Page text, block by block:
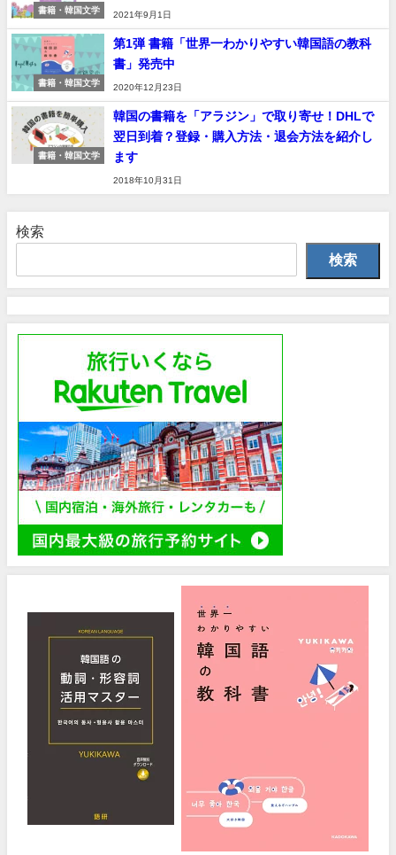
書籍・韓国文学
2021年9月1日
書籍・韓国文学
第1弾 書籍「世界一わかりやすい韓国語の教科
書」発売中
2020年12月23日
書籍・韓国文学
韓国の書籍を「アラジン」で取り寄せ！DHLで
翌日到着？登録・購入方法・退会方法を紹介し
ます
2018年10月31日
検索
検索